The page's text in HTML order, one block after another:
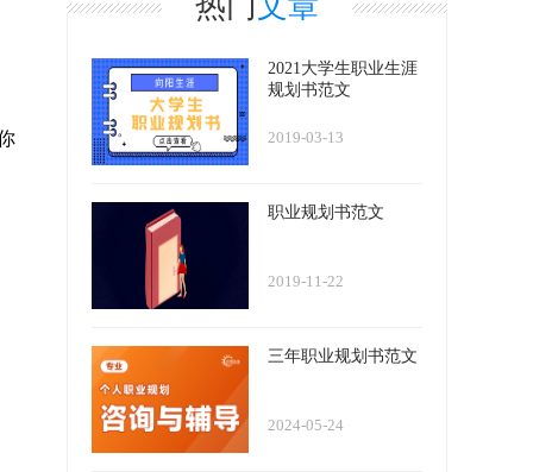
2021大学生职业生涯
规划书范文
2019-03-13
职业规划书范文
2019-11-22
三年职业规划书范文
2024-05-24